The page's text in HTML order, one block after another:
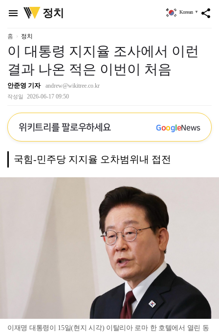
menu
위
키
정치 share
Korean ▼
홈 정치
이 대통령 지지율 조사에서 이런
결과 나온 적은 이번이 처음
안준영 기자 andrew@wikitree.co.kr
작성일 2026-06-17 09:50
위키트리를 팔로우하세요 GoogleNews
국힘-민주당 지지율 오차범위내 접전
이재명 대통령이 15일(현지 시각) 이탈리아 로마 한 호텔에서 열린 동